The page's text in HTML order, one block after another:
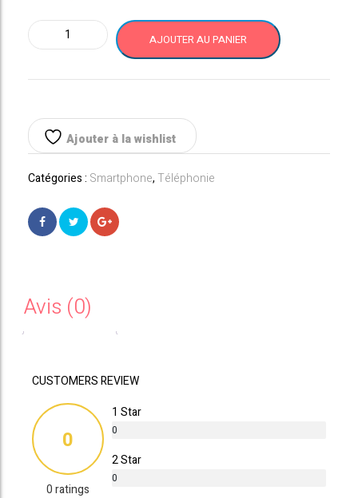
quantité
de
Galaxy
FE
5G
128
Olive
AJOUTER AU PANIER
Ajouter à la wishlist
Catégories : Smartphone,Téléphonie
Avis (0)
CUSTOMERS REVIEW
0
0 ratings
1 Star
0
2 Star
0